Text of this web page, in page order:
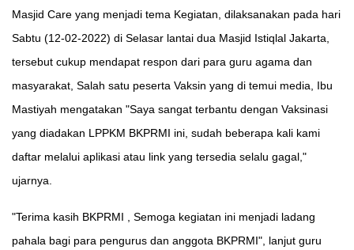
Masjid Care yang menjadi tema Kegiatan, dilaksanakan pada hari
Sabtu (12-02-2022) di Selasar lantai dua Masjid Istiqlal Jakarta,
tersebut cukup mendapat respon dari para guru agama dan
masyarakat, Salah satu peserta Vaksin yang di temui media, Ibu
Mastiyah mengatakan "Saya sangat terbantu dengan Vaksinasi
yang diadakan LPPKM BKPRMI ini, sudah beberapa kali kami
daftar melalui aplikasi atau link yang tersedia selalu gagal,"
ujarnya.
"Terima kasih BKPRMI , Semoga kegiatan ini menjadi ladang
pahala bagi para pengurus dan anggota BKPRMI", lanjut guru